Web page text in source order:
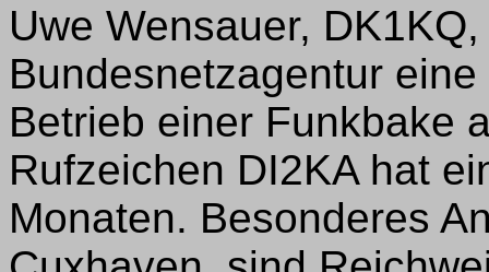
Uwe Wensauer,
Bundesnetzagentur
Betrieb einer Funkbake
Rufzeichen DI2KA hat
Monaten. Besonderes